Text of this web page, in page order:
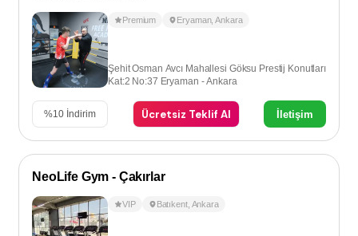
Premium Eryaman,Ankara
Şehit Osman Avcı Mahallesi Göksu Prestij Konutları
Kat:2 No:37 Eryaman - Ankara
%10 İndirim Ücretsiz Teklif Al İletişim
NeoLife Gym - Çakırlar
VIP Batıkent, Ankara